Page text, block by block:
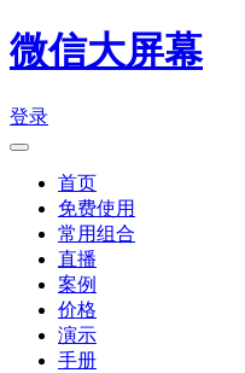
微信大屏幕
登录
首页
免费使用
常用组合
直播
案例
价格
演示
手册